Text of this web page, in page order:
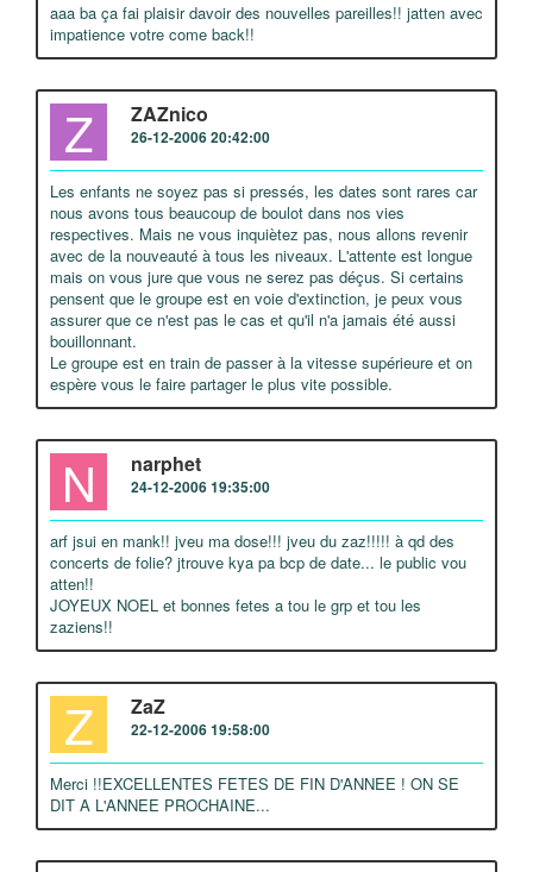
aaa ba ça fai plaisir davoir des nouvelles pareilles!! jatten avec
impatience votre come back!!
Z ZAZnico
26-12-2006 20:42:00
Les enfants ne soyez pas si pressés, les dates sont rares car
nous avons tous beaucoup de boulot dans nos vies
respectives. Mais ne vous inquiètez pas, nous allons revenir
avec de la nouveauté à tous les niveaux. L'attente est longue
mais on vous jure que vous ne serez pas déçus. Si certains
pensent que le groupe est en voie d'extinction, je peux vous
assurer que ce n'est pas le cas et qu'il n'a jamais été aussi
bouillonnant.
Le groupe est en train de passer à la vitesse supérieure et on
espère vous le faire partager le plus vite possible.
N narphet
24-12-2006 19:35:00
arf jsui en mank!! jveu ma dose!!! jveu du zaz!!!!! à qd des
concerts de folie? jtrouve kya pa bcp de date... le public vou
atten!!
JOYEUX NOEL et bonnes fetes a tou le grp et tou les
zaziens!!
Z ZaZ
22-12-2006 19:58:00
Merci !!EXCELLENTES FETES DE FIN D'ANNEE ! ON SE
DIT A L'ANNEE PROCHAINE...